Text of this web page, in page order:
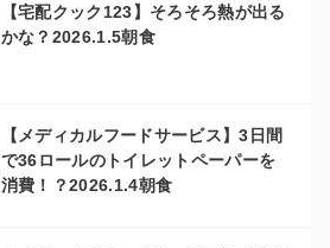
【宅配クック123】そろそろ熱が出る
かな？2026.1.5朝食
【メディカルフードサービス】3日間
で36ロールのトイレットペーパーを
消費！？2026.1.4朝食